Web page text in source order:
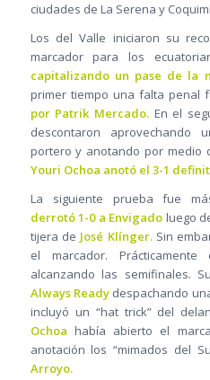
ciudades de La Serena y
Los del Valle iniciaron su
marcador para los
capitalizando un pase de la
primer tiempo una falta penal
por Patrik Mercado. En el
descontaron
portero y anotando por medio
Youri Ochoa anotó el 3-1
La siguiente prueba fue
derrotó 1-0 a Envigado luego
tijera de José Klínger.Sin
el marcador.
alcanzando las semifinales.
Always Ready despachando
incluyó un “hat trick” del
Ochoa había abierto el
anotación los “mimados del
Arroyo.